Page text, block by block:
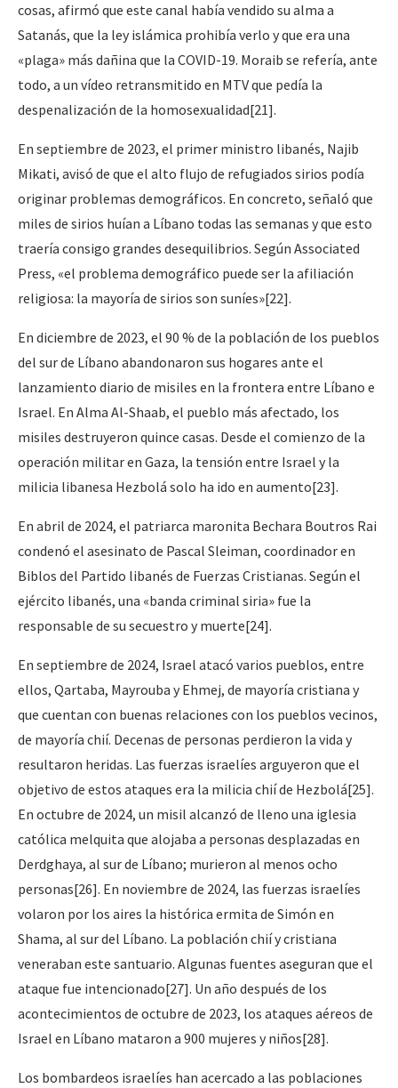
cosas, afirmó que este canal había vendido su alma a
Satanás, que la ley islámica prohibía verlo y que era una
«plaga» más dañina que la COVID-19. Moraib se refería, ante
todo, a un vídeo retransmitido en MTV que pedía la
despenalización de la homosexualidad[21].
En septiembre de 2023, el primer ministro libanés, Najib
Mikati, avisó de que el alto flujo de refugiados sirios podía
originar problemas demográficos. En concreto, señaló que
miles de sirios huían a Líbano todas las semanas y que esto
traería consigo grandes desequilibrios. Según Associated
Press, «el problema demográfico puede ser la afiliación
religiosa: la mayoría de sirios son suníes»[22].
En diciembre de 2023, el 90 % de la población de los pueblos
del sur de Líbano abandonaron sus hogares ante el
lanzamiento diario de misiles en la frontera entre Líbano e
Israel. En Alma Al-Shaab, el pueblo más afectado, los
misiles destruyeron quince casas. Desde el comienzo de la
operación militar en Gaza, la tensión entre Israel y la
milicia libanesa Hezbolá solo ha ido en aumento[23].
En abril de 2024, el patriarca maronita Bechara Boutros Rai
condenó el asesinato de Pascal Sleiman, coordinador en
Biblos del Partido libanés de Fuerzas Cristianas. Según el
ejército libanés, una «banda criminal siria» fue la
responsable de su secuestro y muerte[24].
En septiembre de 2024, Israel atacó varios pueblos, entre
ellos, Qartaba, Mayrouba y Ehmej, de mayoría cristiana y
que cuentan con buenas relaciones con los pueblos vecinos,
de mayoría chií. Decenas de personas perdieron la vida y
resultaron heridas. Las fuerzas israelíes arguyeron que el
objetivo de estos ataques era la milicia chií de Hezbolá[25].
En octubre de 2024, un misil alcanzó de lleno una iglesia
católica melquita que alojaba a personas desplazadas en
Derdghaya, al sur de Líbano; murieron al menos ocho
personas[26]. En noviembre de 2024, las fuerzas israelíes
volaron por los aires la histórica ermita de Simón en
Shama, al sur del Líbano. La población chií y cristiana
veneraban este santuario. Algunas fuentes aseguran que el
ataque fue intencionado[27]. Un año después de los
acontecimientos de octubre de 2023, los ataques aéreos de
Israel en Líbano mataron a 900 mujeres y niños[28].
Los bombardeos israelíes han acercado a las poblaciones